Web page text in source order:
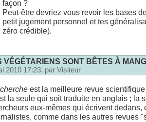
façon ?
Peut-être devriez vous revoir les bases
petit jugement personnel et tes
zéro crédible).
VÉGÉTARIENS SONT BÊTES À
2010 17:23, par Visiteur
est la meilleure revue
la seule qui soit traduite en anglais ; la
eux-mêmes qui écrivent dedans,
comme dans les autres revues